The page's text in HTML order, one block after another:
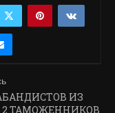
ИЗ
2 ТАМОЖЕННИКОВ